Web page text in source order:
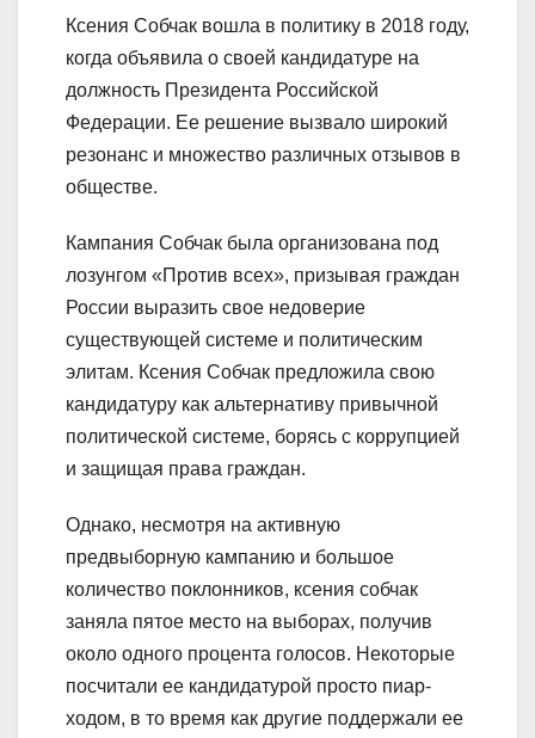
Ксения Собчак вошла в политику в 2018 году,
когда объявила о своей кандидатуре на
должность Президента Российской
Федерации. Ее решение вызвало широкий
резонанс и множество различных отзывов в
обществе.
Кампания Собчак была организована под
лозунгом «Против всех», призывая граждан
России выразить свое недоверие
существующей системе и политическим
элитам. Ксения Собчак предложила свою
кандидатуру как альтернативу привычной
политической системе, борясь с коррупцией
и защищая права граждан.
Однако, несмотря на активную
предвыборную кампанию и большое
количество поклонников, ксения собчак
заняла пятое место на выборах, получив
около одного процента голосов. Некоторые
посчитали ее кандидатурой просто пиар-
ходом, в то время как другие поддержали ее